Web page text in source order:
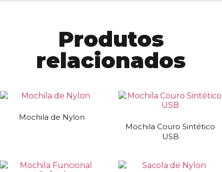
Produtos
relacionados
Mochila de Nylon
Mochila Couro Sintético
USB